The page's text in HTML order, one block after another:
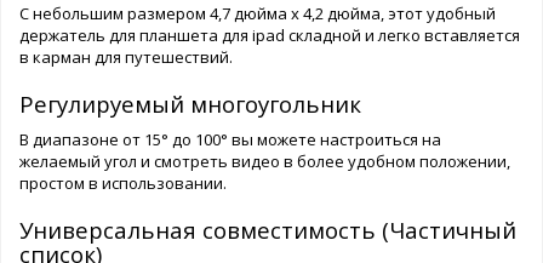
С небольшим размером 4,7 дюйма х 4,2 дюйма, этот удобный
держатель для планшета для ipad складной и легко вставляется
в карман для путешествий.
Регулируемый многоугольник
В диапазоне от 15° до 100° вы можете настроиться на
желаемый угол и смотреть видео в более удобном положении,
простом в использовании.
Универсальная совместимость (Частичный
список)